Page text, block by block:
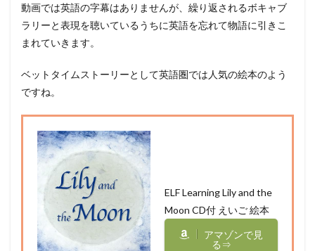
動画では英語の字幕はありませんが、繰り返されるボキャブ
ラリーと表現を聴いているうちに英語を忘れて物語に引きこ
まれていきます。
ベットタイムストーリーとして英語圏では人気の絵本のよう
ですね。
ELF Learning Lily and the
Moon CD付 えいご 絵本
アマゾンで見
る⇒